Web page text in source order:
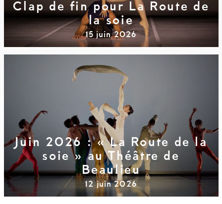
Clap de fin pour La Route de
la soie
15 juin 2026
Juin 2026 : « La Route de la
soie » au Théâtre de
Beaulieu
12 juin 2026